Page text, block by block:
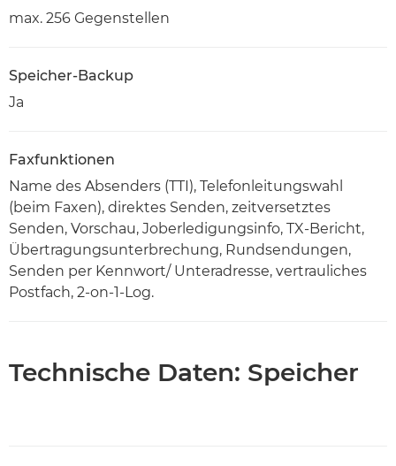
max. 256 Gegenstellen
Speicher-Backup
Ja
Faxfunktionen
Name des Absenders (TTI), Telefonleitungswahl
(beim Faxen), direktes Senden, zeitversetztes
Senden, Vorschau, Joberledigungsinfo, TX-Bericht,
Übertragungsunterbrechung, Rundsendungen,
Senden per Kennwort/ Unteradresse, vertrauliches
Postfach, 2-on-1-Log.
Technische Daten: Speicher